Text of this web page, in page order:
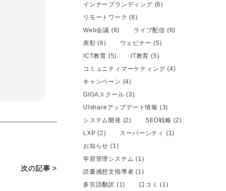
次の記事 >
インナーブランディング (6)
リモートワーク (6)
Web会議 (6)
ライブ配信 (6)
表彰 (6)
ウェビナー (5)
ICT教育 (5)
IT教育 (5)
コミュニティマーケティング (4)
キャンペーン (4)
GIGAスクール (3)
UIshareアップデート情報 (3)
システム開発 (2)
SEO戦略 (2)
LXP (2)
スーパーシティ (1)
お知らせ (1)
学習管理システム (1)
読書感想文指導者 (1)
多言語翻訳 (1)
口コミ (1)